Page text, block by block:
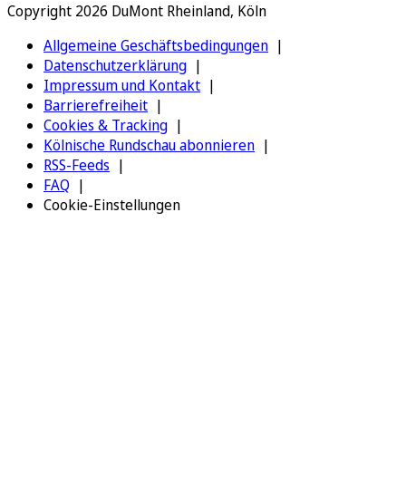
Copyright 2026 DuMont Rheinland, Köln
Allgemeine Geschäftsbedingungen
Datenschutzerklärung
Impressum und Kontakt
Barrierefreiheit
Cookies & Tracking
Kölnische Rundschau abonnieren
RSS-Feeds
FAQ
Cookie-Einstellungen